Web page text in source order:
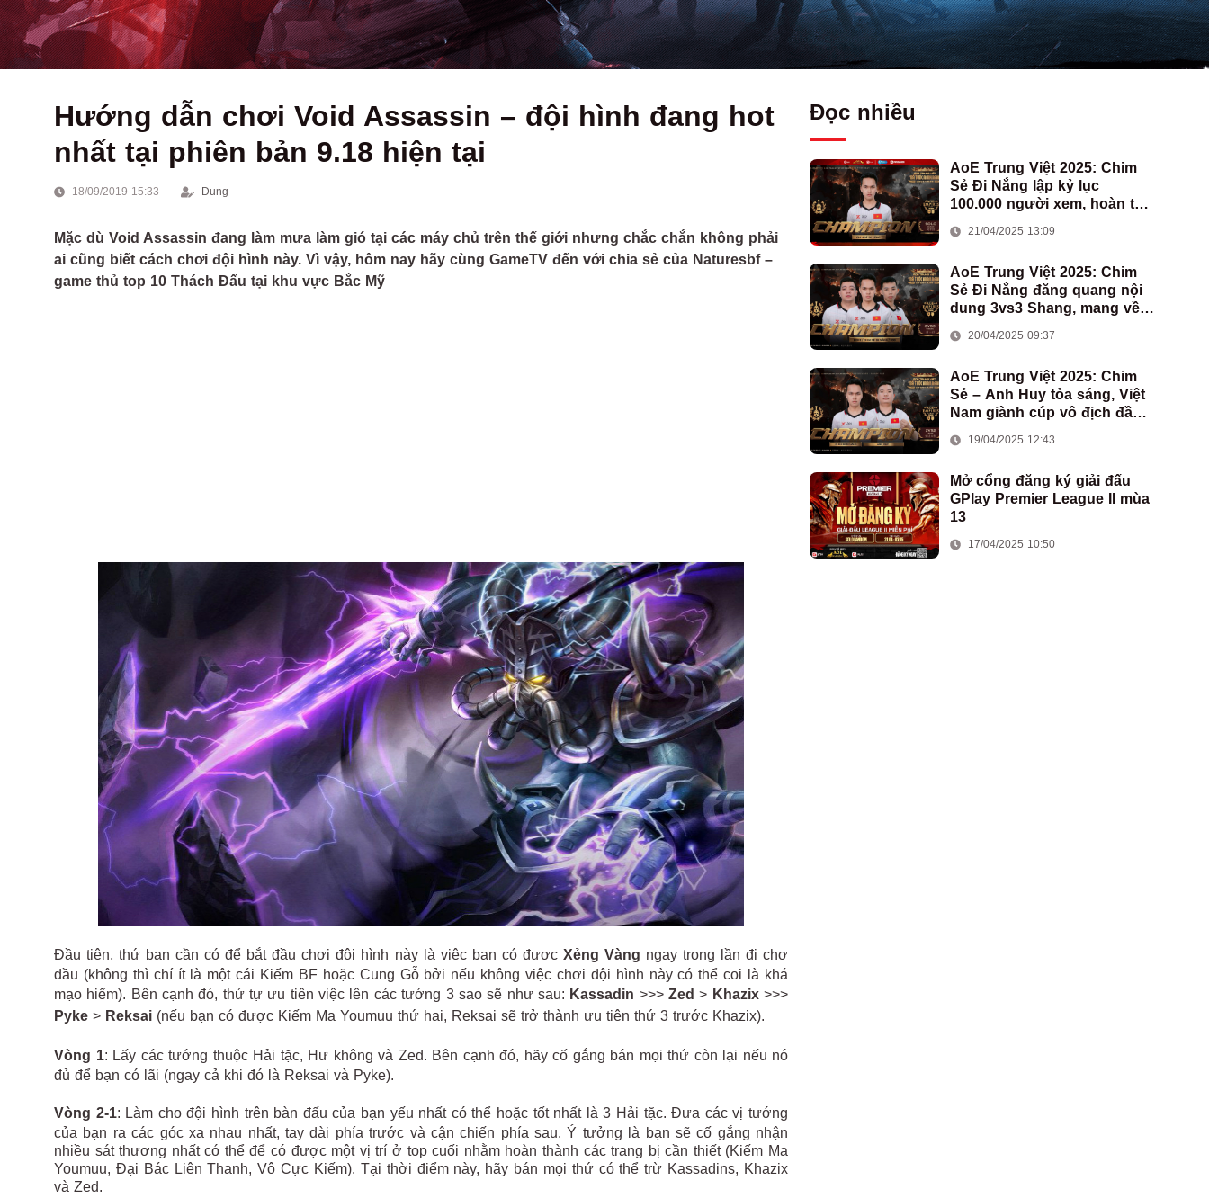
Hướng dẫn chơi Void Assassin – đội hình đang hot
nhất tại phiên bản 9.18 hiện tại
18/09/2019 15:33 Dung
Mặc dù Void Assassin đang làm mưa làm gió tại các máy chủ trên thế giới nhưng chắc chắn không phải
ai cũng biết cách chơi đội hình này. Vì vậy, hôm nay hãy cùng GameTV đến với chia sẻ của Naturesbf –
game thủ top 10 Thách Đấu tại khu vực Bắc Mỹ
Đầu tiên, thứ bạn cần có để bắt đầu chơi đội hình này là việc bạn có được Xẻng Vàng ngay trong lần đi chợ
đầu (không thì chí ít là một cái Kiếm BF hoặc Cung Gỗ bởi nếu không việc chơi đội hình này có thể coi là khá
mạo hiểm). Bên cạnh đó, thứ tự ưu tiên việc lên các tướng 3 sao sẽ như sau: Kassadin >>> Zed> Khazix>>>
Pyke > Reksai (nếu bạn có được Kiếm Ma Youmuu thứ hai, Reksai sẽ trở thành ưu tiên thứ 3 trước Khazix).
Vòng 1: Lấy các tướng thuộc Hải tặc, Hư không và Zed. Bên cạnh đó, hãy cố gắng bán mọi thứ còn lại nếu nó
đủ để bạn có lãi (ngay cả khi đó là Reksai và Pyke).
Vòng 2-1: Làm cho đội hình trên bàn đấu của bạn yếu nhất có thể hoặc tốt nhất là 3 Hải tặc. Đưa các vị tướng
của bạn ra các góc xa nhau nhất, tay dài phía trước và cận chiến phía sau. Ý tưởng là bạn sẽ cố gắng nhận
nhiều sát thương nhất có thể để có được một vị trí ở top cuối nhằm hoàn thành các trang bị cần thiết (Kiếm Ma
Youmuu, Đại Bác Liên Thanh, Vô Cực Kiếm). Tại thời điểm này, hãy bán mọi thứ có thể trừ Kassadins, Khazix
và Zed.
Đọc nhiều
AoE Trung Việt 2025: Chim
Sẻ Đi Nắng lập kỷ lục
100.000 người xem, hoàn tất
Việt Nam
21/04/2025 13:09
AoE Trung Việt 2025: Chim
Sẻ Đi Nắng đăng quang nội
dung 3vs3 Shang, mang về
đoàn AoE Việt Nam
20/04/2025 09:37
AoE Trung Việt 2025: Chim
Sẻ – Anh Huy tỏa sáng, Việt
Nam giành cúp vô địch đầu
19/04/2025 12:43
Mở cổng đăng ký giải đấu
GPlay Premier League II mùa
13
17/04/2025 10:50